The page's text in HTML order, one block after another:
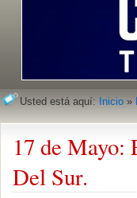
Usted está aquí: Inicio »
17 de Mayo:
Del Sur.